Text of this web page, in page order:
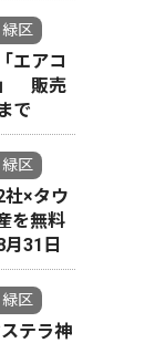
区
エアコ
」 販売
で
区
×タウ
を無料
31日
区
テラ神